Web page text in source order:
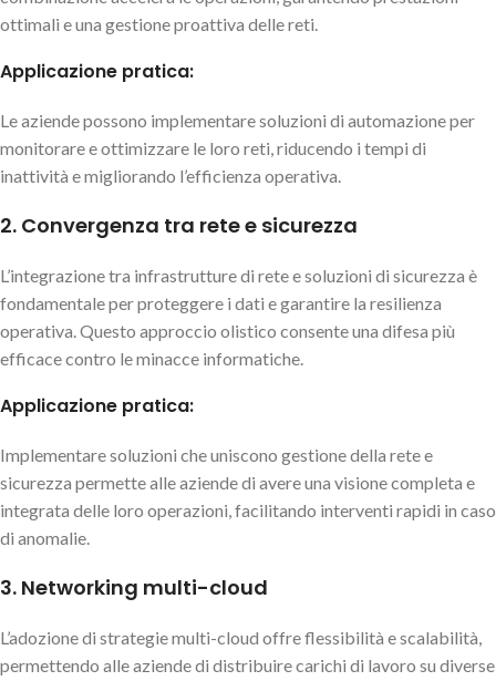
ottimali e una gestione proattiva delle reti.
Applicazione pratica:
Le aziende possono implementare soluzioni di automazione per
monitorare e ottimizzare le loro reti, riducendo i tempi di
inattività e migliorando l’efficienza operativa.
2. Convergenza tra rete e sicurezza
L’integrazione tra infrastrutture di rete e soluzioni di sicurezza è
fondamentale per proteggere i dati e garantire la resilienza
operativa. Questo approccio olistico consente una difesa più
efficace contro le minacce informatiche.
Applicazione pratica:
Implementare soluzioni che uniscono gestione della rete e
sicurezza permette alle aziende di avere una visione completa e
integrata delle loro operazioni, facilitando interventi rapidi in caso
di anomalie.
3. Networking multi-cloud
L’adozione di strategie multi-cloud offre flessibilità e scalabilità,
permettendo alle aziende di distribuire carichi di lavoro su diverse